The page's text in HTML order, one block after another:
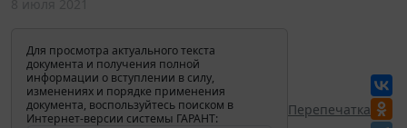
Для просмотра актуального текста
документа и получения полной
информации о вступлении в силу,
изменениях и порядке применения
документа, воспользуйтесь поиском в
Интернет-версии системы ГАРАНТ:
Перепечатка